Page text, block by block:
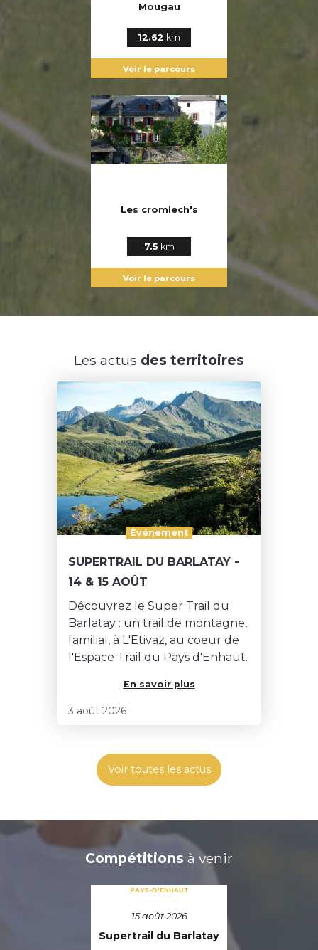
Mougau
12.62 km
Voir le parcours
Les cromlech's
7.5 km
Voir le parcours
Les actus des territoires
Événement
SUPERTRAIL DU BARLATAY -
14 & 15 AOÛT
Découvrez le Super Trail du
Barlatay : un trail de montagne,
familial, à L'Etivaz, au coeur de
l'Espace Trail du Pays d'Enhaut.
En savoir plus
3 août 2026
Voir toutes les actus
Compétitions à venir
PAYS-D'ENHAUT
15 août 2026
Supertrail du Barlatay